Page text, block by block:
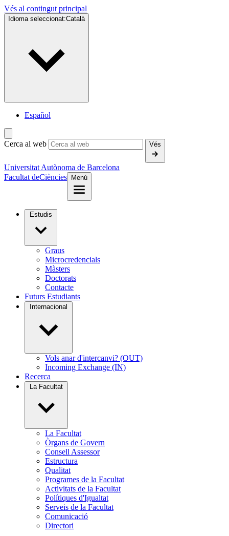
Vés al contingut principal
Idioma seleccionat:Català
Español
Cerca al web Vés
Universitat Autònoma de Barcelona
Facultat deCiències Menú
Estudis
Graus
Microcredencials
Màsters
Doctorats
Contacte
Futurs Estudiants
Internacional
Vols anar d'intercanvi? (OUT)
Incoming Exchange (IN)
Recerca
La Facultat
La Facultat
Òrgans de Govern
Consell Assessor
Estructura
Qualitat
Programes de la Facultat
Activitats de la Facultat
Polítiques d'Igualtat
Serveis de la Facultat
Comunicació
Directori